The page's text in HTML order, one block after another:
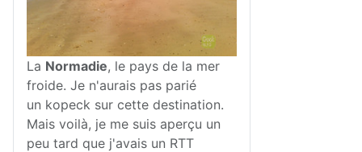
La Normadie, le pays de la mer
froide. Je n'aurais pas parié
un kopeck sur cette destination.
Mais voilà, je me suis aperçu un
peu tard que j'avais un RTT